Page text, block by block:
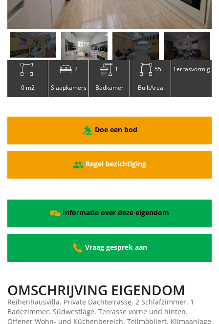
0 m2
2
Slaapkamers
1
Badkamer
55
BuiltArea
Terrasvormig
Doe een bod
Regel bezichtiging
Informatie over deze eigendom
Vraag gesprek aan
OMSCHRIJVING EIGENDOM
Reihenhausvilla. Private Dachterrasse. 2 Schlafzimmer. 1
Badezimmer. Südwestlage. Terrasse vorne und hinten.
Offener Wohn- und Küchenbereich. Teilmöbliert. Klimaanlage